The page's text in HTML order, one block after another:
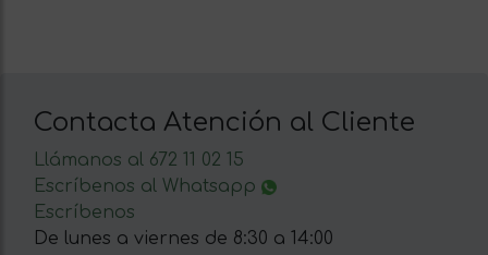
Contacta Atención al Cliente
Llámanos al 672 11 02 15
Escríbenos al Whatsapp
Escríbenos
De lunes a viernes de 8:30 a 14:00